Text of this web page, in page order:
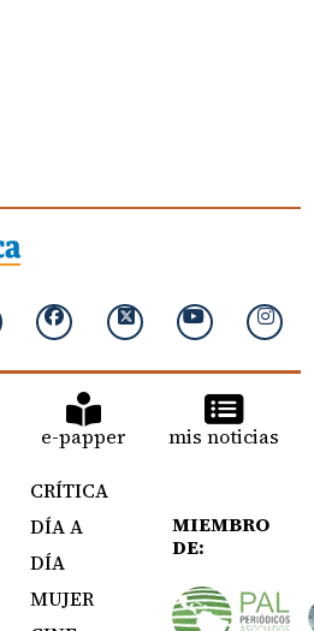
e-papper mis noticias
CRÍTICA
DÍA A
DÍA
MUJER
MIEMBRO
DE: